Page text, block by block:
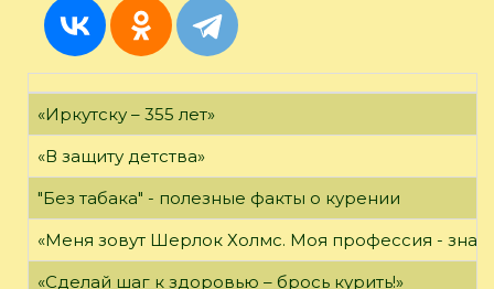
«Иркутску – 355 лет»
«В защиту детства»
"Без табака" - полезные факты о курении
«Меня зовут Шерлок Холмс. Моя профессия - знать
«Сделай шаг к здоровью – брось курить!»